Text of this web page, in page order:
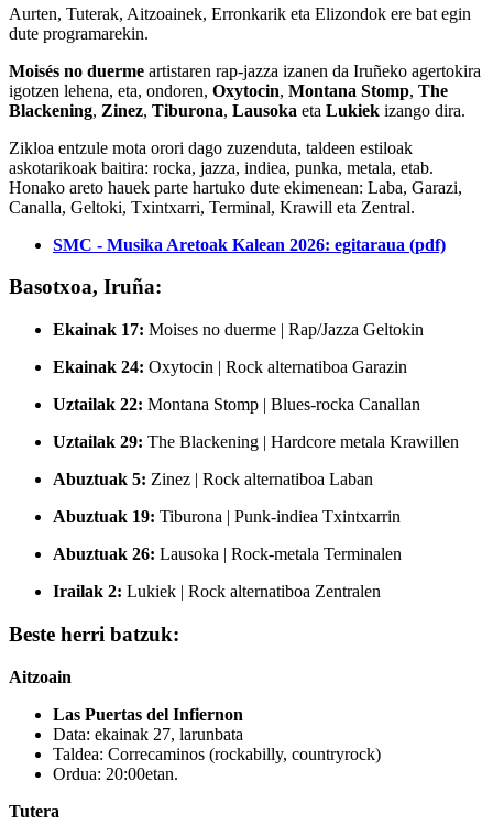
Aurten, Tuterak, Aitzoainek, Erronkarik eta Elizondok ere bat egin
dute programarekin.
Moisés no duerme artistaren rap-jazza izanen da Iruñeko agertokira
igotzen lehena, eta, ondoren, Oxytocin, Montana Stomp, The
Blackening, Zinez, Tiburona, Lausoka eta Lukiek izango dira.
Zikloa entzule mota orori dago zuzenduta, taldeen estiloak
askotarikoak baitira: rocka, jazza, indiea, punka, metala, etab.
Honako areto hauek parte hartuko dute ekimenean: Laba, Garazi,
Canalla, Geltoki, Txintxarri, Terminal, Krawill eta Zentral.
SMC - Musika Aretoak Kalean 2026: egitaraua (pdf)
Basotxoa, Iruña:
Ekainak 17: Moises no duerme | Rap/Jazza Geltokin
Ekainak 24: Oxytocin | Rock alternatiboa Garazin
Uztailak 22: Montana Stomp | Blues-rocka Canallan
Uztailak 29: The Blackening | Hardcore metala Krawillen
Abuztuak 5: Zinez | Rock alternatiboa Laban
Abuztuak 19: Tiburona | Punk-indiea Txintxarrin
Abuztuak 26: Lausoka | Rock-metala Terminalen
Irailak 2: Lukiek | Rock alternatiboa Zentralen
Beste herri batzuk:
Aitzoain
Las Puertas del Infiernon
Data: ekainak 27, larunbata
Taldea: Correcaminos (rockabilly, countryrock)
Ordua: 20:00etan.
Tutera